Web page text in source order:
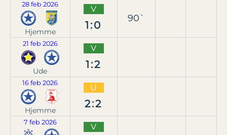
28 feb 2026
Hjemme
V
1:0
90`
21 feb 2026
Ude
V
1:2
16 feb 2026
Hjemme
U
2:2
7 feb 2026 V